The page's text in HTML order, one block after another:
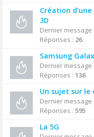
Création
3D
Dernier message
Réponses : 26
Samsung
Dernier message
Réponses : 136
Un sujet sur le
Dernier message
Réponses : 595
La 5G